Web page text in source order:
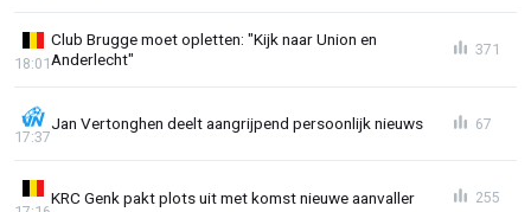
Club Brugge moet opletten: "Kijk naar Union en
Anderlecht"
18:01
371
Jan Vertonghen deelt aangrijpend persoonlijk nieuws
17:37
67
KRC Genk pakt plots uit met komst nieuwe aanvaller 255